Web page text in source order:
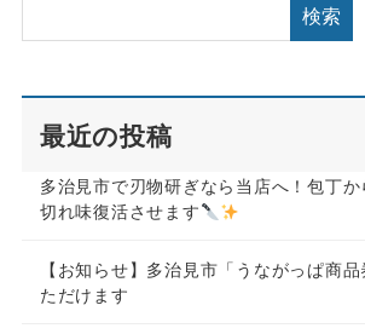
検索
最近の投稿
多治見市で刃物研ぎなら当店へ！包丁
切れ味復活させます
【お知らせ】多治見市「うながっぱ商
ただけます